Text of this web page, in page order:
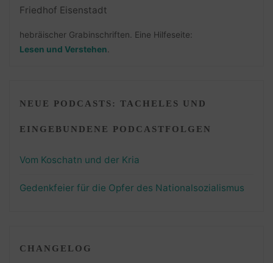
hebräischer Grabinschriften. Eine Hilfeseite:
Lesen und Verstehen
NEUE PODCASTS: TACHELES UND
EINGEBUNDENE PODCASTFOLGEN
Vom Koschatn und der Kria
Gedenkfeier für die Opfer des Nationalsozialismus
CHANGELOG